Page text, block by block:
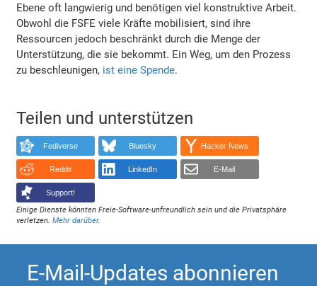
Ebene oft langwierig und benötigen viel konstruktive Arbeit.
Obwohl die FSFE viele Kräfte mobilisiert, sind ihre
Ressourcen jedoch beschränkt durch die Menge der
Unterstützung, die sie bekommt. Ein Weg, um den Prozess
zu beschleunigen, ist eine Spende.
Teilen und unterstützen
Fediverse Bluesky Hacker News
Reddit LinkedIn E-Mail
Support!
Einige Dienste könnten Freie-Software-unfreundlich sein und die Privatsphäre
verletzen.Mehr darüber.
E-Mail-Updates abonnieren